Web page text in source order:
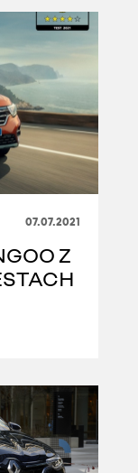
07.07.2021
Z